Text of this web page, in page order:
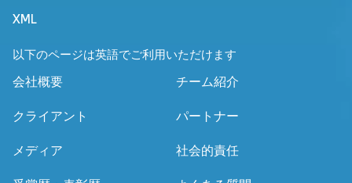
XML
以下のページは英語でご利用いただけます
会社概要 チーム紹介
クライアント パートナー
メディア 社会的責任